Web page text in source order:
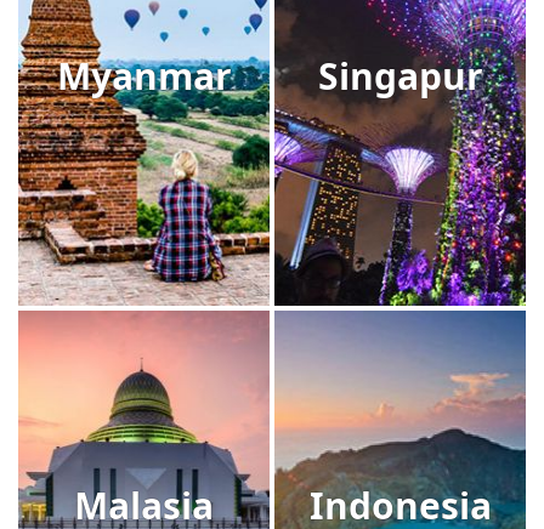
Myanmar Singapur
Malasia Indonesia